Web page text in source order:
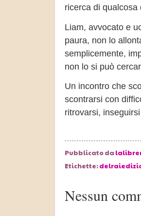
ricerca di
Liam, avvocato e
paura, non lo
semplicemente,
non lo si può
Un incontro che
scontrarsi con
ritrovarsi,
Pubblicato da
Etichette:
Nessun